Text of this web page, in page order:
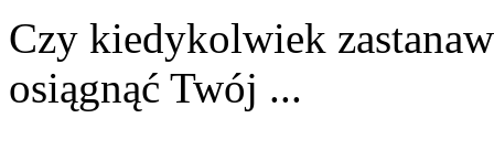
Czy kiedykolwiek⁤
osiągnąć Twój ...